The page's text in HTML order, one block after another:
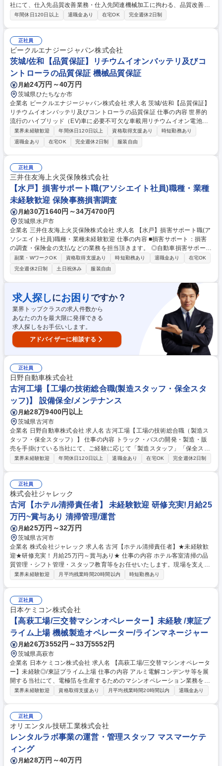
社にて、仕入先品質改善業務・仕入先関連機械加工に拘わる、品質改善・
管理業務 【想定されるキャリアパス】 ・仕入先品質改善への中核メンバ
年間休日120日以上 退職金あり 在宅OK 完全週休2日制
正社員
ビークルエナジージャパン株式会社
茨城/佐和【品質保証】リチウムイオンバッテリ及びコ
ントローラの品質保証 機械品質保証
月給24万円～40万円
茨城県ひたちなか市
企業名 ビークルエナジージャパン株式会社 求人名 茨城/佐和【品質保証】
リチウムイオンバッテリ及びコントローラの品質保証 仕事の内容 世界的
流行のハイブリッド（EV)車に必要不可欠な車載用リチウムイオン電池や
バッテリーシステムの開発、製造、販売を行っている当社にて リチウムイ
オンバッテリ及びコントローラの品質保証業務をお任せします。 【詳細】
■市場不具合に対する迅速な初動対応 ■事実整理、影響範囲特定、一次報
告、不具合原因の技術的切り分け ■設計／製造／部品要因の特定 ■再発防
止に向けた対策立案・展開 ■顧客への説明・合意形成（品質報告） ■社内
関係部門との連携推進 ■新製品のAPQP/PPAP業務 【部署の特徴】市場品
質を起点に、設計・製造・顧客をつなぎながら、 不具合の未然防止と迅速
な問題解決を通じて製品信頼性を最大化する 募集職種 茨城/佐和【品質保
証】リチウムイオンバッテリ及びコントローラの品質保証
業界未経験歓迎 年間休日120日以上 資格取得支援あり
時短勤務あり
退職金あり
在宅OK 完全週休2日制 服装自由
正社員
三井住友海上火災保険株式会社
【水戸】損害サポート職(アソシエイト社員)職種・業種
未経験歓迎 保険事務損害調査
月給30万1640円～34万4700円
茨城県水戸市
企業名 三井住友海上火災保険株式会社 求人名 【水戸】損害サポート職(ア
ソシエイト社員)職種・業種未経験歓迎 仕事の内容 ■損害サポート：損害
の調査・保険金の支払などの業務を担当頂きます。 ◎自動車損害サポー
ト：お客さまが自動車事故に遭われた際に、保険金のお支払いを通して、
事故を解決していく仕事です。事故の解決まで 迅速かつ円満な解決に向け
た高い品質のサービスを提供します※実務について入社後は過失割合の発
生しない対物事故から担当頂きます。 その後業務に慣れてきたら過失割合
の発生する対物事故や適性等により対人事故を担当いただくこともありま
す。 ◎火災/新種/傷病/海外旅行損害サポート：火災/賠償責任/傷病など
様々な保険種目について事故対応を担当します。 募集職種 【水戸】損害
サポート職(アソシエイト社員)職種・業種未経験歓迎
副業・WワークOK 資格取得支援あり 時短勤務あり 退職金あり
在宅OK
完全週休2日制
土日祝休み 服装自由
求人探しにお困り ですか？
業界トップクラスの求人件数から
あなたの力を最大限に発揮できる
求人探しをお手伝いします。
アドバイザーに相談する
正社員
日野自動車株式会社
古河工場【工場の技術総合職(製造スタッフ・保全スタ
ッフ)】 設備保全/メンテナンス
月給28万9400円以上
茨城県古河市
企業名 日野自動車株式会社 求人名 古河工場【工場の技術総合職（製造ス
タッフ・保全スタッフ）】 仕事の内容 トラック・バスの開発・製造・販
売を手掛けている当社にて、ご経験に応じて「製造スタッフ」「保全スタ
ッフ」いずれかをお任せします。 【製造スタッフ】(1)生産の維持管理及
全スタッフ】(1)保全現場が円滑に作業できるよう技術的支援 (2)現場保全
員への技術的支援 (3)各種保全工事計画立案及び施工管理(4)各種プロジェ
クトにおいて保全生準 募集職種 古河工場【工場の技術総合職（製造スタ
ッフ・保全スタッフ）】
業界未経験歓迎 年間休日120日以上 退職金あり 在宅OK 完全週休2日制
正社員
株式会社ジャレック
古河【ホテル清掃責任者】 未経験歓迎 研修充実!月給25
万円~賞与あり 清掃管理/運営
月給25万円～32万円
茨城県古河市
企業名 株式会社ジャレック 求人名 古河【ホテル清掃責任者】★未経験歓
迎★研修充実！月給25万円～賞与あり★ 仕事の内容 ホテル客室清掃の品
質管理・シフト管理・スタッフ教育等をお任せいたします。現場を支えチ
ームをまとめることや、お客様やホテルの方から「ありがとう」をいただ
パート育成など教育マネジメント ■ホテル支配人・フロントとの調整業務
■現場の進行確認・トラブル対応 ★未経験の方でも、徐々にお仕事をお任
せするのでご安心ください★ 募集職種 古河【ホテル清掃責任者】★未経
験歓迎★研修充実！月給25万円～賞与あり★
業界未経験歓迎 月平均残業時間20時間以内 時短勤務あり
正社員
日本ケミコン株式会社
【高萩工場/三交替マシンオペレーター】未経験 /東証プ
ライム上場 機械製造オペレーター/ラインマネージャー
月給26万3552円～33万5552円
茨城県高萩市
企業名 日本ケミコン株式会社 求人名 【高萩工場/三交替マシンオペレータ
ー】未経験◎/東証プライム上場 仕事の内容 アルミ電解コンデンサ等を展
開する当社にて、電極箔を生産するためのマシンオペレーション業務を担
当。マシンの条件管理や工程内の異常監視を行い、高品質な製品を製造で
常の監視 ■高品質製品の生産に向けたオペレーター間の協力作業 【仕事の
魅力】未経験から技術を磨き、グローバルな電子部品メーカーで安定して
長期間活躍できます。 募集職種 【高萩工場/三交替マシンオペレーター】
未経験◎/東証プライム上場
業界未経験歓迎 資格取得支援あり 月平均残業時間20時間以内 退職金あり
正社員
オリエンタル技研工業株式会社
レンタルラボ事業の運営・管理スタッフ マスマーケテ
ィング
月給28万円～40万円